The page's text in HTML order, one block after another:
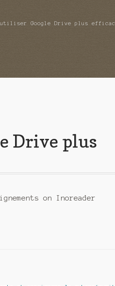
Google Drive plus
Drive plus
on Inoreader